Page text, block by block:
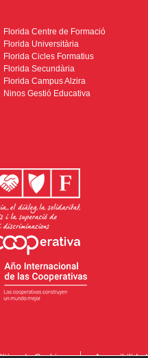
Florida Centre de Formació
Florida Universitària
Florida Cicles Formatius
Florida Secundària
Florida Campus Alzira
Ninos Gestió Educativa